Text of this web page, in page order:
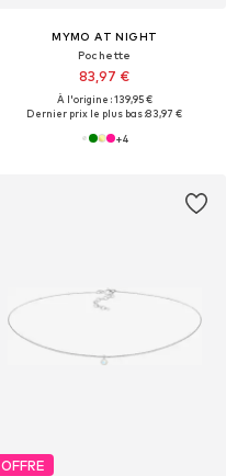
MYMO AT NIGHT
Pochette
83,97 €
À l'origine : 139,95 €
Dernier prix le plus bas :83,97 €
+4
OFFRE